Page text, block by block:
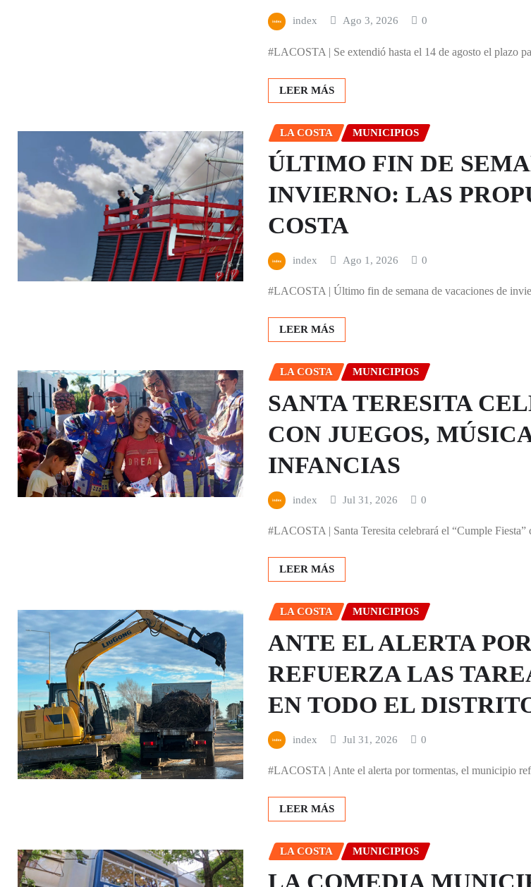
index Ago 3, 2026 0
#LACOSTA | Se extendió hasta el 14 de agosto el plazo
LEER MÁS
LA COSTA MUNICIPIOS
ÚLTIMO FIN DE
INVIERNO: LAS
COSTA
index Ago 1, 2026 0
#LACOSTA | Último fin de semana de vacaciones de
LEER MÁS
LA COSTA MUNICIPIOS
SANTA TERESITA
CON JUEGOS,
INFANCIAS
index Jul 31, 2026 0
#LACOSTA | Santa Teresita celebrará el “Cumple
LEER MÁS
LA COSTA MUNICIPIOS
ANTE EL ALERTA
REFUERZA LAS
EN TODO EL
index Jul 31, 2026 0
#LACOSTA | Ante el alerta por tormentas, el municipio
LEER MÁS
LA COSTA MUNICIPIOS